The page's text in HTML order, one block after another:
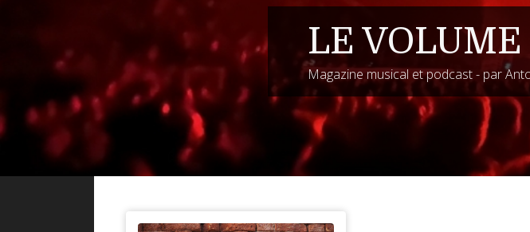
LE VOLUME
Magazine musical et podcast - par